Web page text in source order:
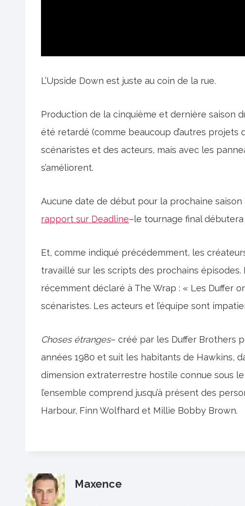
L’Upside Down est juste au coin de la rue.
Production de la cinquième et dernière saison
été retardé (comme beaucoup d’autres projets
scénaristes et des acteurs, mais avec les
s’améliorent.
Aucune date de début pour la prochaine saison
rapport sur Deadline–le tournage final
Et, comme indiqué précédemment, les
travaillé sur les scripts des prochains
récemment déclaré à The Wrap : « Les Duffer
scénaristes. Les acteurs et l’équipe sont
Choses étranges– créé par les Duffer Brothers
années 1980 et suit les habitants de Hawkins,
dimension extraterrestre hostile connue sous
l’ensemble comprend jusqu’à présent des
Harbour, Finn Wolfhard et Millie Bobby Brown.
Maxence